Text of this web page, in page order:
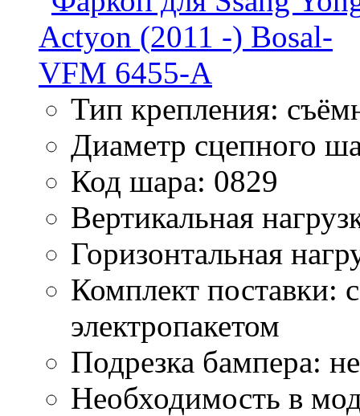
Тип крепления:
Диаметр сцепного
Код шара: 0829
Вертикальная
Горизонтальная
Комплект поставки:
электропакетом
Подрезка бампера:
Необходимость в